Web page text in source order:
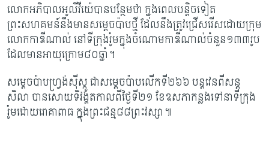
លោកអភិបាលអូលីវីយ៉េ​បានបន្ថែមថា ក្នុងពេលបន្តិចទៀត
ព្រះសហគមន៍នឹងមានសម្តេចប៉ាបថ្មី ដែលនឹងត្រូវជ្រើសរើសដោយក្រុម
លោកកាឌីណាល់ នៅទីក្រុងរ៉ូមក្នុងចំណោមកាឌីណាល់ចំនួន១៣៣រូប
ដែលមានអាយុក្រោម៨០ឆ្នាំ។
សម្តេចប៉ាបហ្វ្រង់ស៊ីស្កូ ជាសម្តេចប៉ាបលើកទី២៦៦ បន្តវេនពីសន្ត
សិលា បានសោយទិវង្គតកាលពីថ្ងៃទី២១ ខែឧសភាកន្លងទៅនាទីក្រុង
រ៉ូមដោយរោគាពាធ ក្នុងព្រះជន្ម៨៨ព្រះវស្សា៕